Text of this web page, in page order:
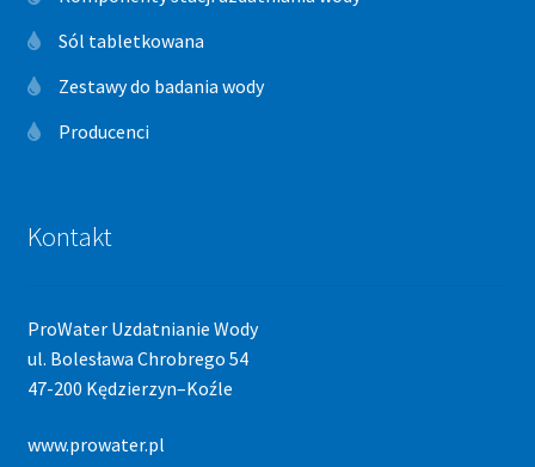
Sól tabletkowana
Zestawy do badania wody
Producenci
Kontakt
ProWater Uzdatnianie Wody
ul. Bolesława Chrobrego 54
47-200 Kędzierzyn–Koźle
www.prowater.pl